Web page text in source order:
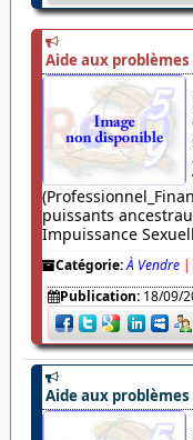
Aide aux problèmes
puissants
Impuissance
Catégorie:À Vendre |
Publication: 18/09/
Aide aux problèmes